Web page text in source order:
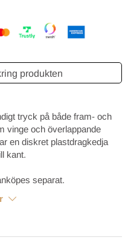
produkten
tryck på både fram- och
vinge och överlappande
en diskret plastdragkedja
kant.
separat.